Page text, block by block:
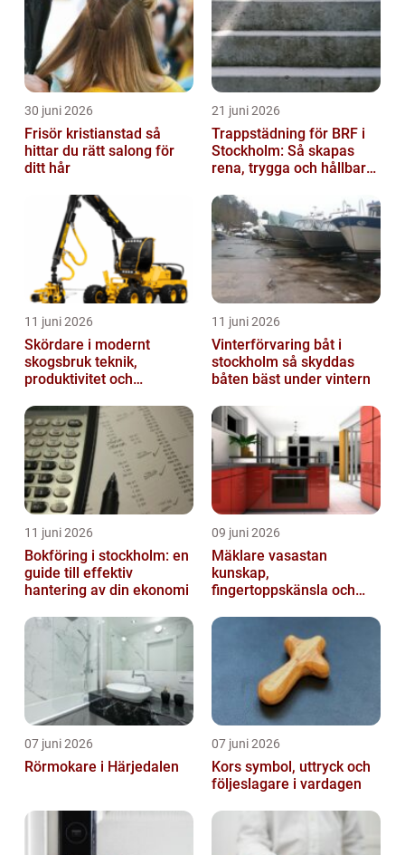
30 juni 2026
Frisör kristianstad så
hittar du rätt salong för
ditt hår
21 juni 2026
Trappstädning för BRF i
Stockholm: Så skapas
rena, trygga och hållbara
11 juni 2026
Skördare i modernt
skogsbruk teknik,
produktivitet och
11 juni 2026
Vinterförvaring båt i
stockholm så skyddas
båten bäst under vintern
11 juni 2026
Bokföring i stockholm: en
guide till effektiv
hantering av din ekonomi
09 juni 2026
Mäklare vasastan
kunskap,
fingertoppskänsla och
07 juni 2026
Rörmokare i Härjedalen
07 juni 2026
Kors symbol, uttryck och
följeslagare i vardagen